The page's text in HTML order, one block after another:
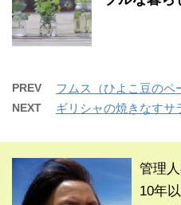
PREV フムス（ひよこ豆のペ
NEXT ギリシャの焼きなすサ
管理
10年